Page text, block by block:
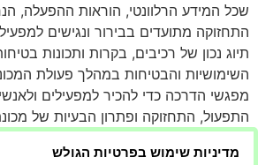
שכל המידע הרלוונטי, הוראות ההפעלה,
התחזוקה מתועדים בבירור ונגישים
תיוג נכון של רכיבים, בקרות ותכונות
השימושיות והבטיחות במהלך פעולת
מפגשי הדרכה כדי להכיר למפעילים
התפעול, התחזוקה ופתרון הבעיות של
לסיכום, יצירתמכונות אריזההיא תהליךמדיניות שימוש בפרטיות הגולש